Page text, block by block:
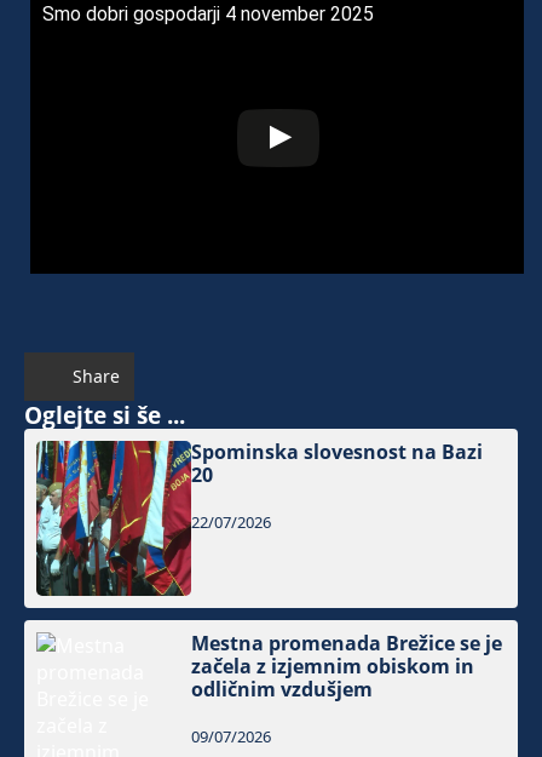
Smo dobri gospodarji 4 november 2025
Share
Oglejte si še ...
Spominska slovesnost na Bazi
20
22/07/2026
Mestna promenada Brežice se je
začela z izjemnim obiskom in
odličnim vzdušjem
09/07/2026